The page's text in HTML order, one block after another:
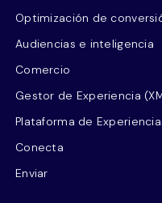
Optimización de
Audiencias e inteligencia
Comercio
Gestor de Experiencia
Plataforma de
Conecta
Enviar